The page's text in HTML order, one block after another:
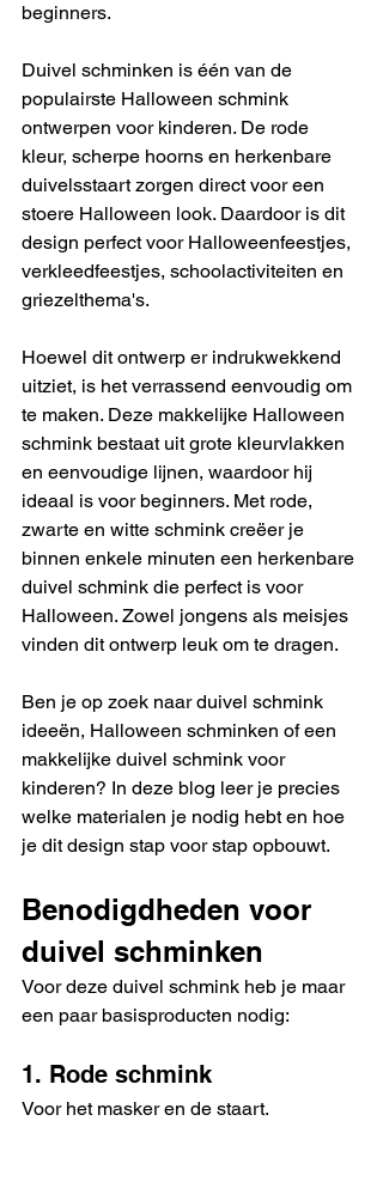
beginners.
Duivel schminken is één van de
populairste Halloween schmink
ontwerpen voor kinderen. De rode
kleur, scherpe hoorns en herkenbare
duivelsstaart zorgen direct voor een
stoere Halloween look. Daardoor is dit
design perfect voor Halloweenfeestjes,
verkleedfeestjes, schoolactiviteiten en
griezelthema's.
Hoewel dit ontwerp er indrukwekkend
uitziet, is het verrassend eenvoudig om
te maken. Deze makkelijke Halloween
schmink bestaat uit grote kleurvlakken
en eenvoudige lijnen, waardoor hij
ideaal is voor beginners. Met rode,
zwarte en witte schmink creëer je
binnen enkele minuten een herkenbare
duivel schmink die perfect is voor
Halloween. Zowel jongens als meisjes
vinden dit ontwerp leuk om te dragen.
Ben je op zoek naar duivel schmink
ideeën, Halloween schminken of een
makkelijke duivel schmink voor
kinderen? In deze blog leer je precies
welke materialen je nodig hebt en hoe
je dit design stap voor stap opbouwt.
Benodigdheden voor
duivel schminken
Voor deze duivel schmink heb je maar
een paar basisproducten nodig:
1. Rode schmink
Voor het masker en de staart.